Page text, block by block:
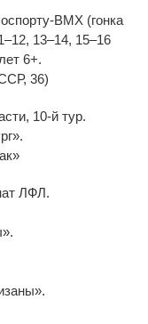
ВМХ (гонка
13–14, 15–16
6+.
36)
10-й тур.
ЛФЛ.